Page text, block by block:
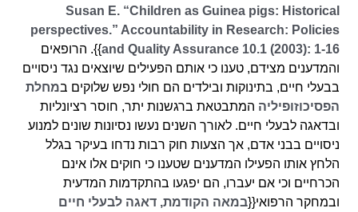
Susan E. “Children as Guinea pigs: Historical
perspectives.” Accountability in Research: Policies
and Quality Assurance 10.1 (2003): 1-16}}. הרופאים
והמדענים מצידם, טענו כי אותם הפעילים שיוצאים נגד ניסויים
בבעלי חיים, בתינוקות ובילדים הם חולי נפש שלוקים במחלת
הפסיכוזופיליה המתבטאת ברגשנות יתר, חוסר רציונליות
ובדאגה לבעלי חיים. לאורך השנים נעשו נסיונות שונים למנוע
ניסויים בבני אדם, אך הצעות חוק רבות נדחו בעיקר בגלל
הלחץ אותו הפעילו המדענים שטענו כי חוקים אלו אינם
הכרחיים וכי אם יעברו, הם יפגעו בהתקדמות המדעית
ובמחקר הרפואי{{במאה הקודמת, דאגה לבעלי חיים